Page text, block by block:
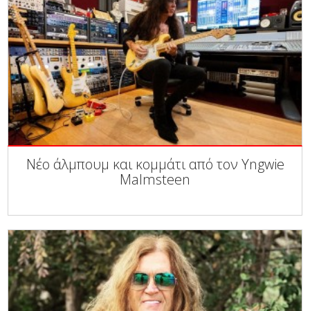
Νέο άλμπουμ και κομμάτι από τον Yngwie
Malmsteen